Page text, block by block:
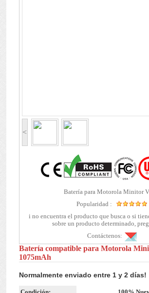
<
Batería para Motorola Minitor
Popularidad :
i no encuentra el producto que busca o si
sobre un producto determinado,
Contáctenos:
Batería compatible para Motorola
1075mAh
Normalmente enviado entre 1 y 2 días!